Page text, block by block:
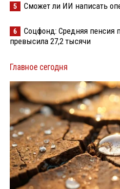
5 Сможет ли ИИ написать
6
Соцфонд: Средняя пенсия
превысила 27,2 тысячи
Главное сегодня